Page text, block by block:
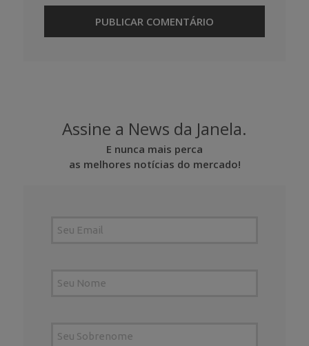
Assine a News da Janela.
E nunca mais perca
as melhores notícias do mercado!